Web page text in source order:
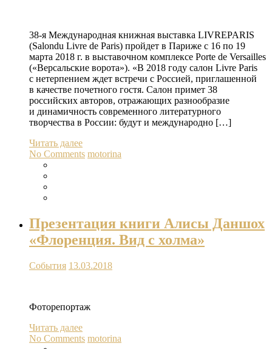
38-я Международная книжная выставка LIVREPARIS
(Salondu Livre de Paris) пройдет в Париже с 16 по 19
марта 2018 г. в выставочном комплексе Porte de Versailles
(«Версальские ворота»). «В 2018 году салон Livre Paris
с нетерпением ждет встречи с Россией, приглашенной
в качестве почетного гостя. Салон примет 38
российских авторов, отражающих разнообразие
и динамичность современного литературного
творчества в России: будут и международно […]
Читать далее
No Comments motorina
Презентация книги Алисы Даншох
«Флоренция. Вид с холма»
События 13.03.2018
Фоторепортаж
Читать далее
No Comments motorina